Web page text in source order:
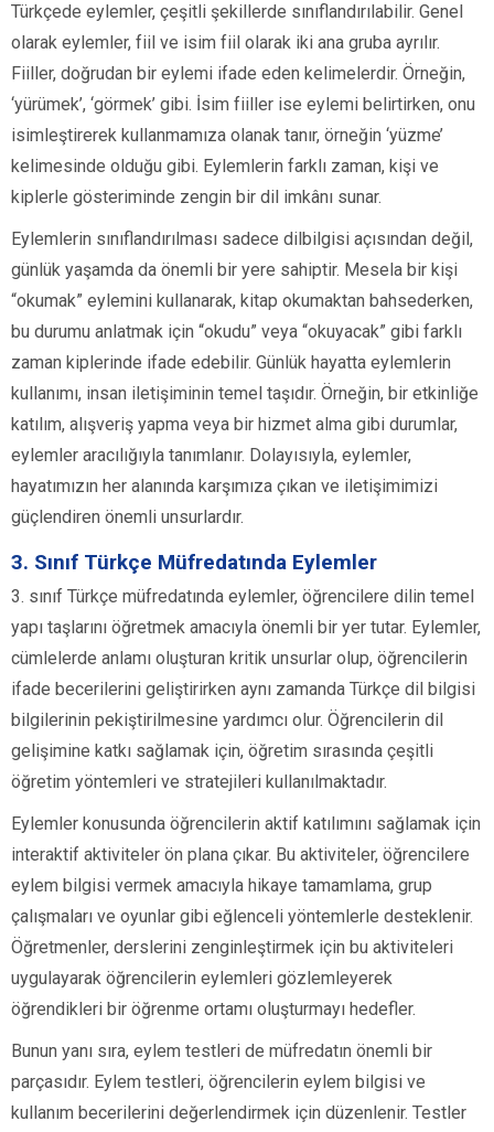
Türkçede eylemler, çeşitli şekillerde sınıflandırılabilir. Genel
olarak eylemler, fiil ve isim fiil olarak iki ana gruba ayrılır.
Fiiller, doğrudan bir eylemi ifade eden kelimelerdir. Örneğin,
‘yürümek’, ‘görmek’ gibi. İsim fiiller ise eylemi belirtirken, onu
isimleştirerek kullanmamıza olanak tanır, örneğin ‘yüzme’
kelimesinde olduğu gibi. Eylemlerin farklı zaman, kişi ve
kiplerle gösteriminde zengin bir dil imkânı sunar.
Eylemlerin sınıflandırılması sadece dilbilgisi açısından değil,
günlük yaşamda da önemli bir yere sahiptir. Mesela bir kişi
“okumak” eylemini kullanarak, kitap okumaktan bahsederken,
bu durumu anlatmak için “okudu” veya “okuyacak” gibi farklı
zaman kiplerinde ifade edebilir. Günlük hayatta eylemlerin
kullanımı, insan iletişiminin temel taşıdır. Örneğin, bir etkinliğe
katılım, alışveriş yapma veya bir hizmet alma gibi durumlar,
eylemler aracılığıyla tanımlanır. Dolayısıyla, eylemler,
hayatımızın her alanında karşımıza çıkan ve iletişimimizi
güçlendiren önemli unsurlardır.
3. Sınıf Türkçe Müfredatında Eylemler
3. sınıf Türkçe müfredatında eylemler, öğrencilere dilin temel
yapı taşlarını öğretmek amacıyla önemli bir yer tutar. Eylemler,
cümlelerde anlamı oluşturan kritik unsurlar olup, öğrencilerin
ifade becerilerini geliştirirken aynı zamanda Türkçe dil bilgisi
bilgilerinin pekiştirilmesine yardımcı olur. Öğrencilerin dil
gelişimine katkı sağlamak için, öğretim sırasında çeşitli
öğretim yöntemleri ve stratejileri kullanılmaktadır.
Eylemler konusunda öğrencilerin aktif katılımını sağlamak için
interaktif aktiviteler ön plana çıkar. Bu aktiviteler, öğrencilere
eylem bilgisi vermek amacıyla hikaye tamamlama, grup
çalışmaları ve oyunlar gibi eğlenceli yöntemlerle desteklenir.
Öğretmenler, derslerini zenginleştirmek için bu aktiviteleri
uygulayarak öğrencilerin eylemleri gözlemleyerek
öğrendikleri bir öğrenme ortamı oluşturmayı hedefler.
Bunun yanı sıra, eylem testleri de müfredatın önemli bir
parçasıdır. Eylem testleri, öğrencilerin eylem bilgisi ve
kullanım becerilerini değerlendirmek için düzenlenir. Testler